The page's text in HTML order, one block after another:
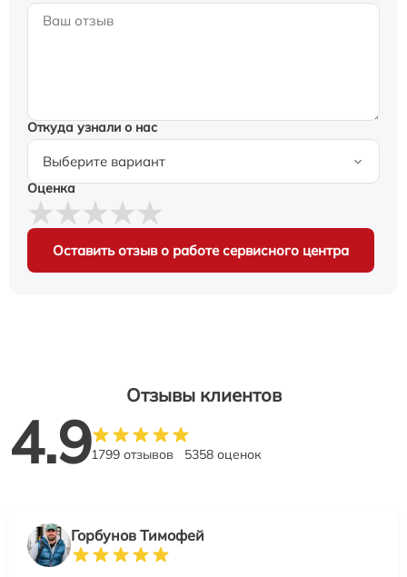
Откуда узнали о нас
Оценка
Оставить отзыв о работе сервисного центра
Отзывы клиентов
4.91799 отзывов 5358 оценок
Горбунов Тимофей